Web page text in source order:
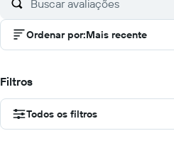
Ordenar por:Mais recente
Filtros
Todos os filtros